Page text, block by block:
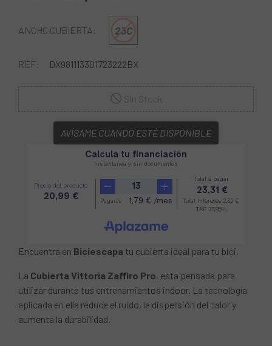
ANCHO CUBIERTA: 23C
REF: DX981113301723222BX
AVÍSAME CUANDO ESTÉ DISPONIBLE
Encuentra en Biciescapa tu cubierta ideal para tu bici.
La Cubierta Vittoria Zaffiro Pro, esta pensada para
utilizar durante tus entrenamientos indoor. La tecnología
aplicada en ella reduce el ruido, la dispersión del calor y
aumenta la durabilidad.